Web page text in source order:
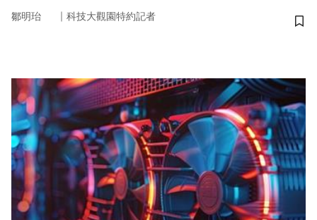
鄒明珆 ｜ 科技大觀園特約記者
儲